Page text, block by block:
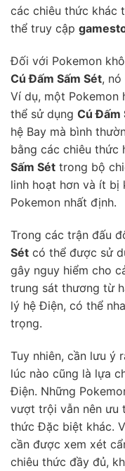
các chiêu thức khác
thể truy cập
Đối với Pokemon
Cú Đấm Sấm Sét, nó
Ví dụ, một Pokemon
thể sử dụng Cú Đấm
hệ Bay mà bình
bằng các chiêu thức
Sấm Sét trong bộ
linh hoạt hơn và ít bị
Pokemon nhất định.
Trong các trận đấu
Sét có thể được sử
gây nguy hiểm cho
trung sát thương từ
lý hệ Điện, có thể
trọng.
Tuy nhiên, cần lưu ý
lúc nào cũng là lựa
Điện. Những
vượt trội vẫn nên ưu
thức Đặc biệt khác.
cần được xem xét
chiêu thức đầy đủ,